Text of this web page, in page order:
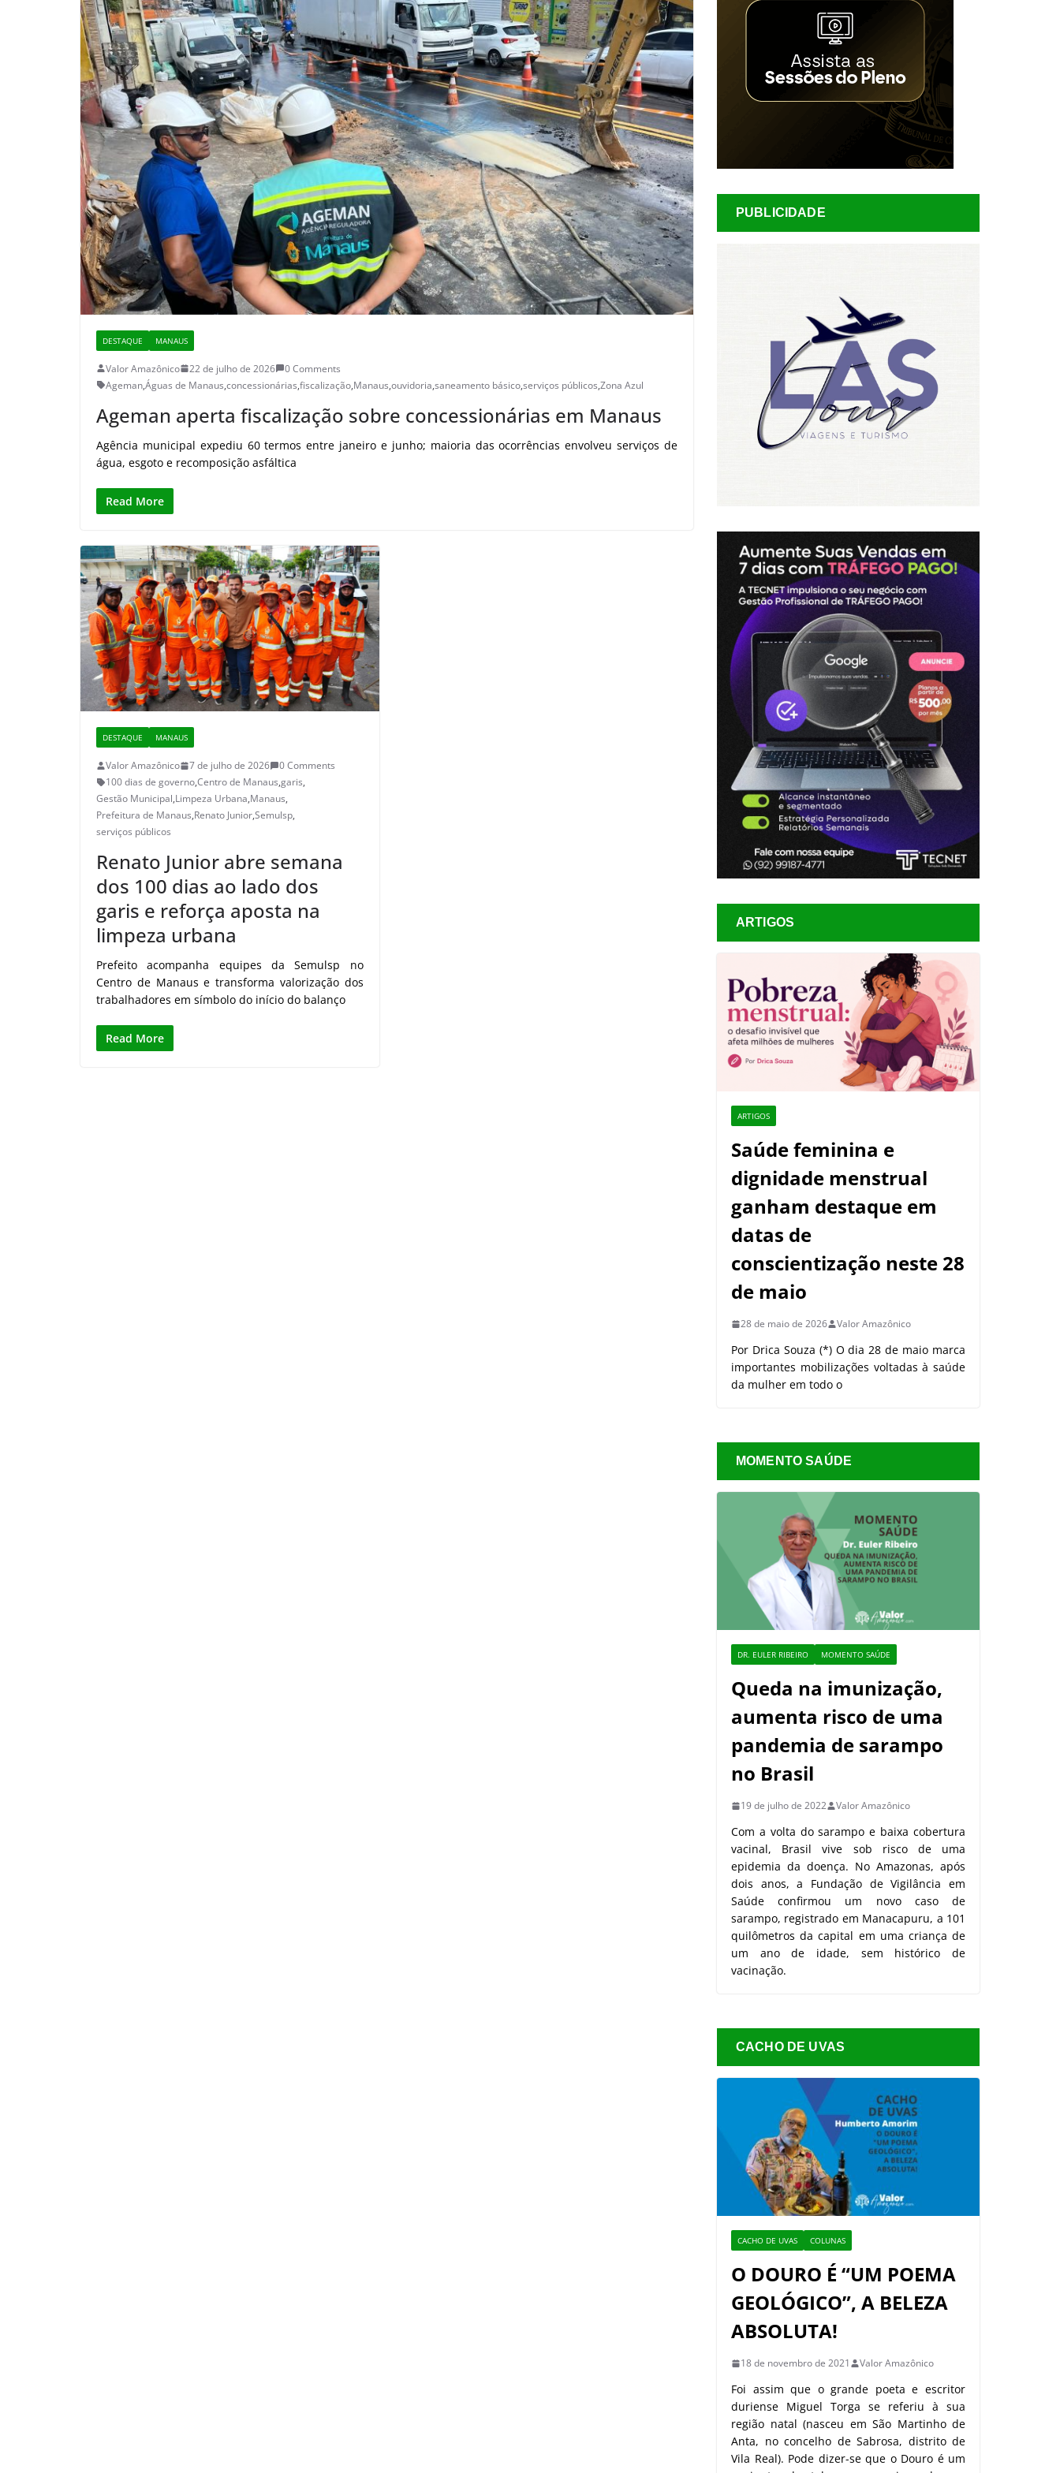
DESTAQUE MANAUS
Valor Amazônico 22 de julho de 2026
0 Comments
Ageman,Águas de Manaus,concessionárias,fiscalização,Manaus,ouvidoria,saneamento básico,serviços públicos,Zona Azul
Ageman aperta fiscalização sobre concessionárias em Manaus
Agência municipal expediu 60 termos entre janeiro e junho; maioria das ocorrências envolveu serviços de
água, esgoto e recomposição asfáltica
Read More
DESTAQUE MANAUS
Valor Amazônico 7 de julho de 2026
0 Comments
100 dias de governo,Centro de Manaus,garis,
Gestão Municipal,Limpeza Urbana,Manaus,
Prefeitura de Manaus,Renato Junior,Semulsp,
serviços públicos
Renato Junior abre semana
dos 100 dias ao lado dos
garis e reforça aposta na
limpeza urbana
Prefeito acompanha equipes da Semulsp no
Centro de Manaus e transforma valorização dos
trabalhadores em símbolo do início do balanço
Read More
PUBLICIDADE
ARTIGOS
ARTIGOS
Saúde feminina e
dignidade menstrual
ganham destaque em
datas de
conscientização neste 28
de maio
28 de maio de 2026 Valor Amazônico
Por Drica Souza (*) O dia 28 de maio marca
importantes mobilizações voltadas à saúde
da mulher em todo o
MOMENTO SAÚDE
DR. EULER RIBEIRO MOMENTO SAÚDE
Queda na imunização,
aumenta risco de uma
pandemia de sarampo
no Brasil
19 de julho de 2022 Valor Amazônico
Com a volta do sarampo e baixa cobertura
vacinal, Brasil vive sob risco de uma
epidemia da doença. No Amazonas, após
dois anos, a Fundação de Vigilância em
Saúde confirmou um novo caso de
sarampo, registrado em Manacapuru, a 101
quilômetros da capital em uma criança de
um ano de idade, sem histórico de
vacinação.
CACHO DE UVAS
CACHO DE UVAS COLUNAS
O DOURO É “UM POEMA
GEOLÓGICO”, A BELEZA
ABSOLUTA!
18 de novembro de 2021 Valor Amazônico
Foi assim que o grande poeta e escritor
duriense Miguel Torga se referiu à sua
região natal (nasceu em São Martinho de
Anta, no concelho de Sabrosa, distrito de
Vila Real). Pode dizer-se que o Douro é um